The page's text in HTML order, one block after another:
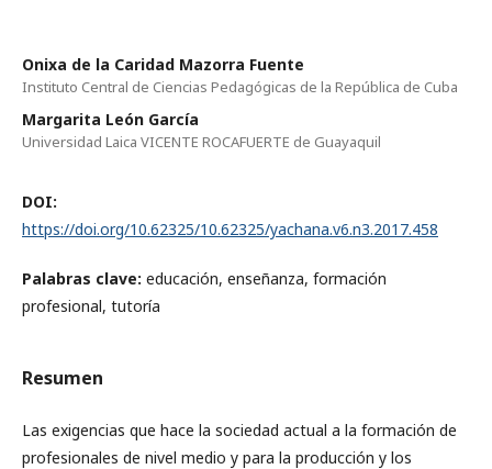
Onixa de la Caridad Mazorra Fuente
Instituto Central de Ciencias Pedagógicas de la República de Cuba
Margarita León García
Universidad Laica VICENTE ROCAFUERTE de Guayaquil
DOI:
https://doi.org/10.62325/10.62325/yachana.v6.n3.2017.458
Palabras clave: educación, enseñanza, formación
profesional, tutoría
Resumen
Las exigencias que hace la sociedad actual a la formación de
profesionales de nivel medio y para la producción y los